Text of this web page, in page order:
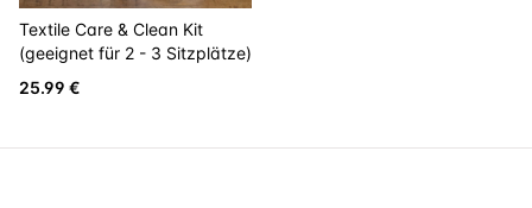
Textile Care & Clean Kit
(geeignet für 2 - 3 Sitzplätze)
25.99 €